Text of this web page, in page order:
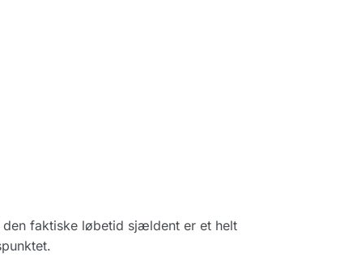
faktiske løbetid sjældent er et helt